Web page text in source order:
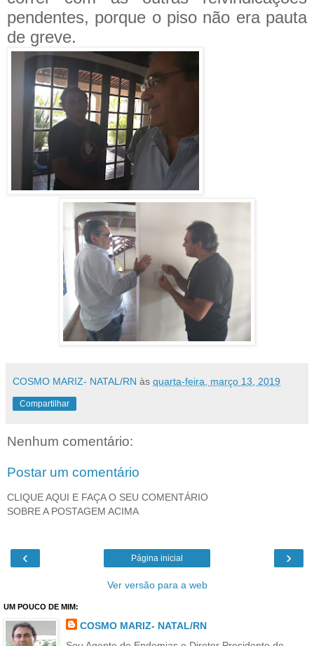
pendentes, porque o piso não era pauta
de greve.
COSMO MARIZ- NATAL/RN às quarta-feira, março 13, 2019
Compartilhar
Nenhum comentário:
Postar um comentário
CLIQUE AQUI E FAÇA O SEU COMENTÁRIO
SOBRE A POSTAGEM ACIMA
‹ ›
Página inicial
Ver versão para a web
UM POUCO DE MIM:
COSMO MARIZ- NATAL/RN